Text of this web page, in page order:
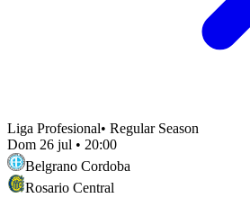
Liga Profesional• Regular Season
Dom 26 jul • 20:00
Belgrano Cordoba
Rosario Central